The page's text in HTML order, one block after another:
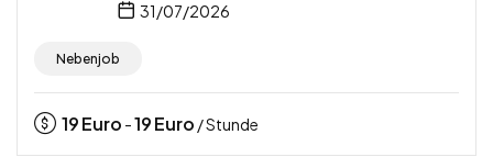
31/07/2026
Nebenjob
19Euro -19Euro / Stunde